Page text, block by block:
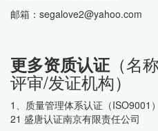
邮箱：segalove2@yahoo.com
更多资质认证（名
评审/发证机构）
1、质量管理体系认证（
21 盛唐认证南京有限责任公司